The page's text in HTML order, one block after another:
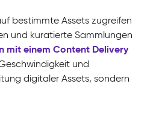
bestimmte Assets zugreifen
und kuratierte Sammlungen
mit einem Content Delivery
und
digitaler Assets, sondern